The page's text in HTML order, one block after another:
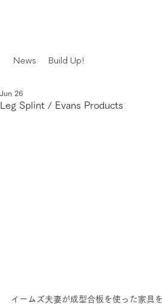
Leg Splint / Evans Products
Jun 26
イームズ夫妻が成型合板を使った家具
News Build Up!